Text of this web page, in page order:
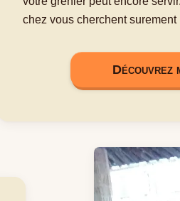
chez vous cherchent
Découvrez